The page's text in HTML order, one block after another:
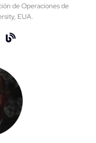
de Operaciones de
EUA.